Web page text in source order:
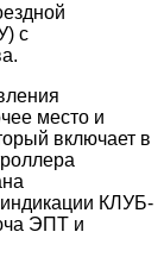
с
место и
включает в
КЛУБ-
ЭПТ и